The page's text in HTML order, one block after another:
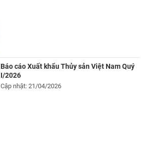
Báo cáo Xuất khẩu Thủy sản Việt Nam Quý
I/2026
Cập nhật: 21/04/2026